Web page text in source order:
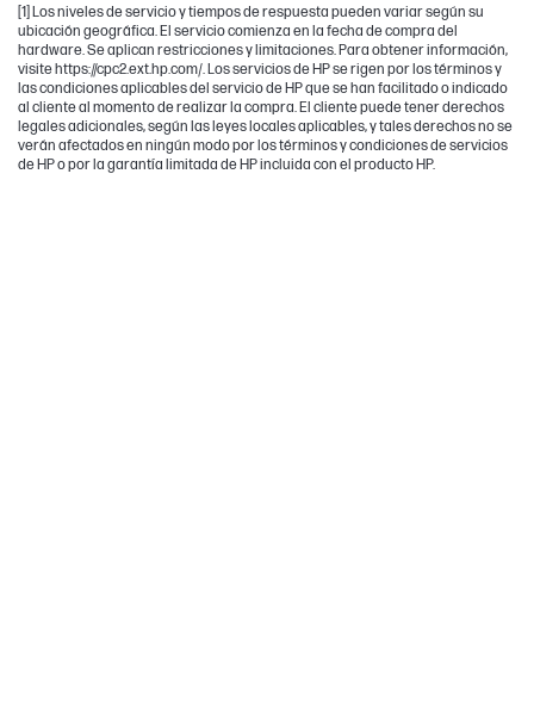
[1] Los niveles de servicio y tiempos de respuesta pueden variar según su
ubicación geográfica. El servicio comienza en la fecha de compra del
hardware. Se aplican restricciones y limitaciones. Para obtener información,
visite https://cpc2.ext.hp.com/. Los servicios de HP se rigen por los términos y
las condiciones aplicables del servicio de HP que se han facilitado o indicado
al cliente al momento de realizar la compra. El cliente puede tener derechos
legales adicionales, según las leyes locales aplicables, y tales derechos no se
verán afectados en ningún modo por los términos y condiciones de servicios
de HP o por la garantía limitada de HP incluida con el producto HP.